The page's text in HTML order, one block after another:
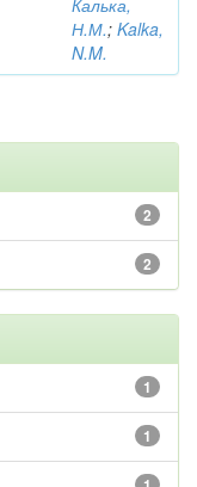
Калька,
Н.М.; Kalka,
N.M.
2
2
1
1